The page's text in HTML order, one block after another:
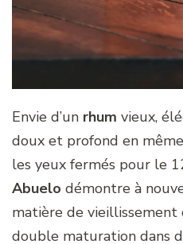
Envie d’un rhum vieux,
doux et profond en
les yeux fermés pour le
Abuelo démontre à
matière de vieillissement
double maturation dans